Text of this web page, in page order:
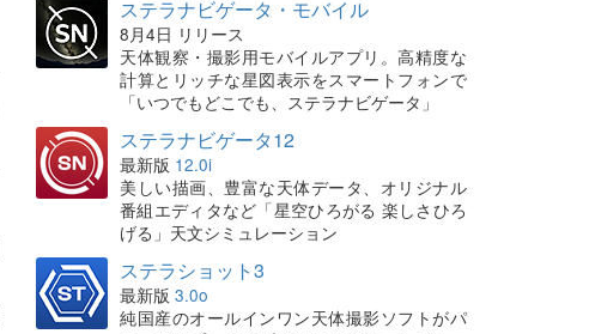
ステラナビゲータ・モバイル
8月4日 リリース
天体観察・撮影用モバイルアプリ。高精度な
計算とリッチな星図表示をスマートフォンで
「いつでもどこでも、ステラナビゲータ」
ステラナビゲータ12
最新版 12.0i
美しい描画、豊富な天体データ、オリジナル
番組エディタなど「星空ひろがる 楽しさひろ
げる」天文シミュレーション
ステラショット3
最新版 3.0o
純国産のオールインワン天体撮影ソフトがパ